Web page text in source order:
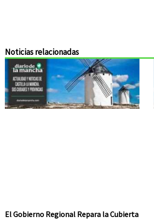
Noticias relacionadas
El Gobierno Regional Repara la Cubierta